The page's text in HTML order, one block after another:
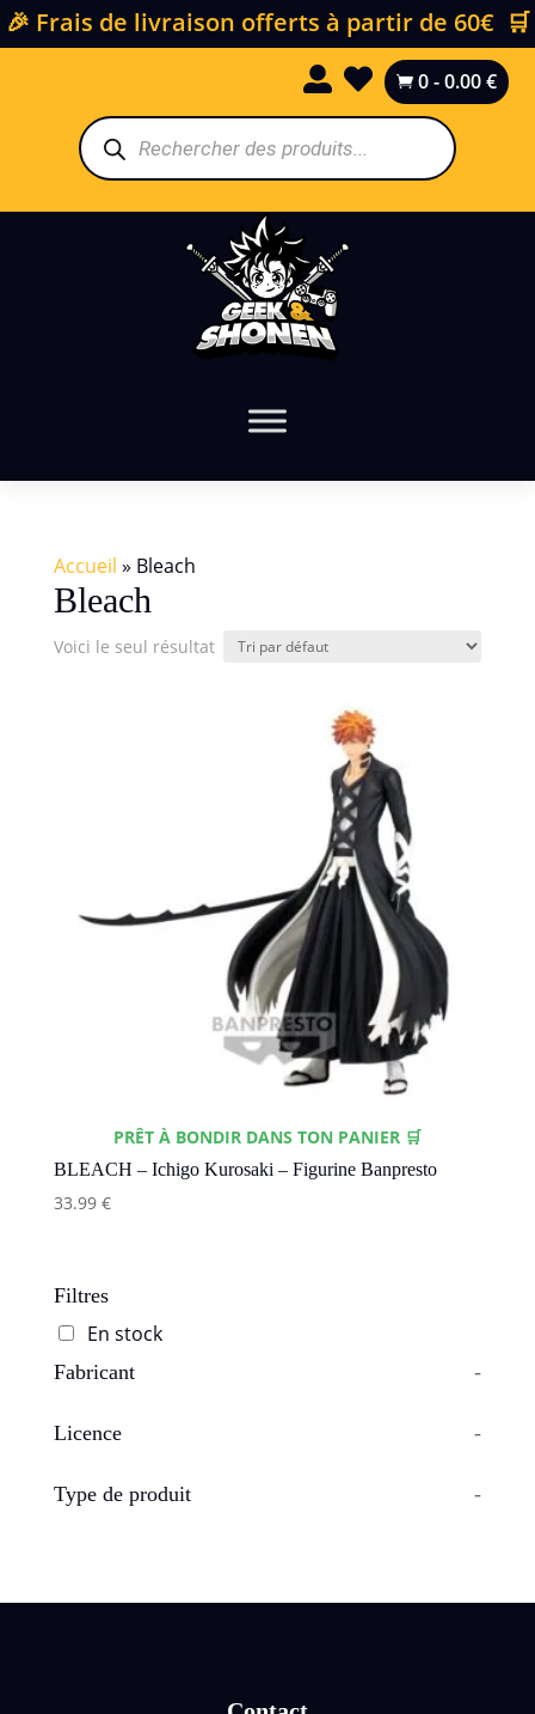
🎉 Frais de livraison offerts à partir de 60€ 🛒
   0-0.00€
Recherche
de
produits
Accueil » Bleach
Bleach
Voici le seul résultat
PRÊT À BONDIR DANS TON PANIER 🛒
BLEACH – Ichigo Kurosaki – Figurine Banpresto
33.99 €
Filtres
En stock
Fabricant -
Licence -
Type de produit -